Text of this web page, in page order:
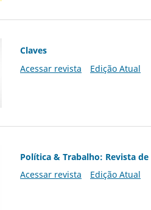
Claves
Acessar revista
Edição Atual
Política & Trabalho: Revista de
Acessar revista
Edição Atual